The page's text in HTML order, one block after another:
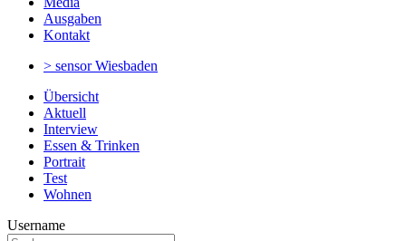
Ausgaben
Kontakt
> sensorWiesbaden
Übersicht
Aktuell
Interview
Essen & Trinken
Portrait
Test
Wohnen
Username